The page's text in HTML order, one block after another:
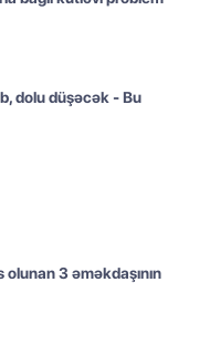
dolu düşəcək - Bu
3 əməkdaşının